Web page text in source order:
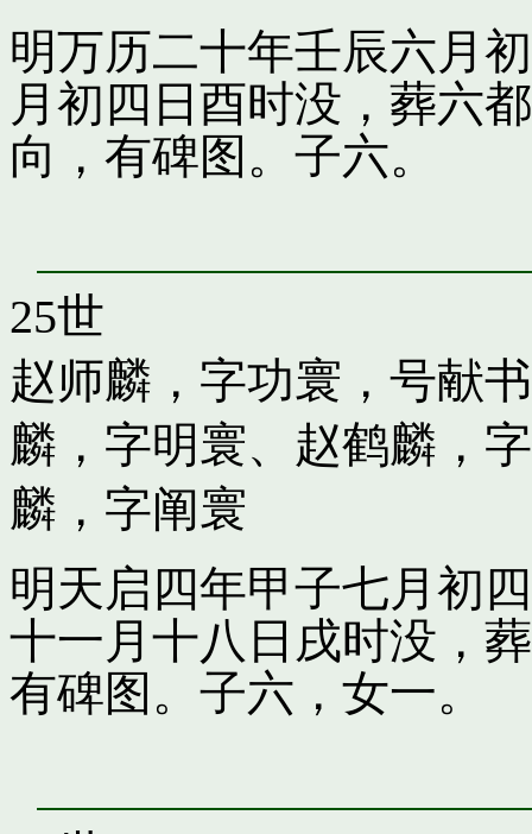
明万历二十年壬辰六月
月初四日酉时没，葬六
向，有碑图。子六。
25世
赵师麟，字功寰，号献书
麟，字明寰、 赵鹤麟，
麟，字阐寰
明天启四年甲子七月初
十一月十八日戌时没，
有碑图。子六，女一。